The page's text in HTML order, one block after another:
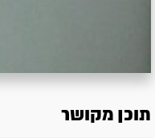
תוכן מקושר